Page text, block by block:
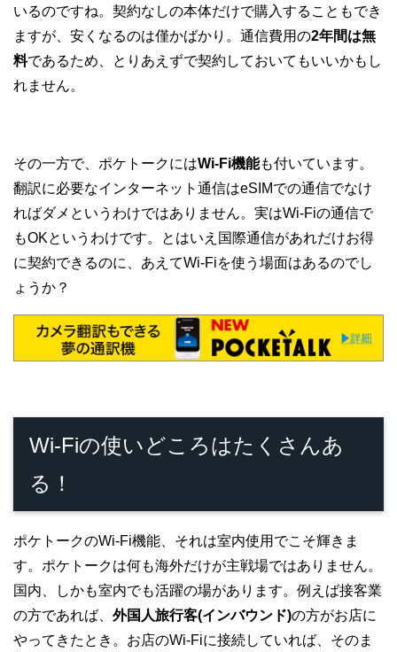
いるのですね。契約なしの本体だけで購入することもでき
ますが、安くなるのは僅かばかり。通信費用の2年間は無
料であるため、とりあえずで契約しておいてもいいかもし
れません。
その一方で、ポケトークにはWi-Fi機能も付いています。
翻訳に必要なインターネット通信はeSIMでの通信でなけ
ればダメというわけではありません。実はWi-Fiの通信で
もOKというわけです。とはいえ国際通信があれだけお得
に契約できるのに、あえてWi-Fiを使う場面はあるのでし
ょうか？
Wi-Fiの使いどころはたくさんあ
る！
ポケトークのWi-Fi機能、それは室内使用でこそ輝きま
す。ポケトークは何も海外だけが主戦場ではありません。
国内、しかも室内でも活躍の場があります。例えば接客業
の方であれば、 外国人旅行客(インバウンド)の方がお店に
やってきたとき。お店のWi-Fiに接続していれば、そのま